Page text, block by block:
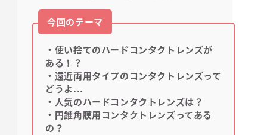
今回のテーマ
・使い捨てのハードコンタクトレンズが
ある！？
・遠近両用タイプのコンタクトレンズって
どうよ...
・人気のハードコンタクトレンズは？
・円錐角膜用コンタクトレンズってある
の？